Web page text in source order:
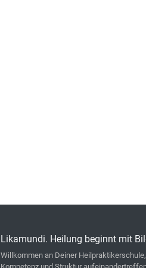
Likamundi. Heilung beginnt mit
Willkommen an Deiner